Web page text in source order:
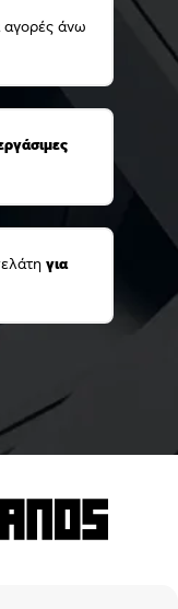
αγορές άνω
για